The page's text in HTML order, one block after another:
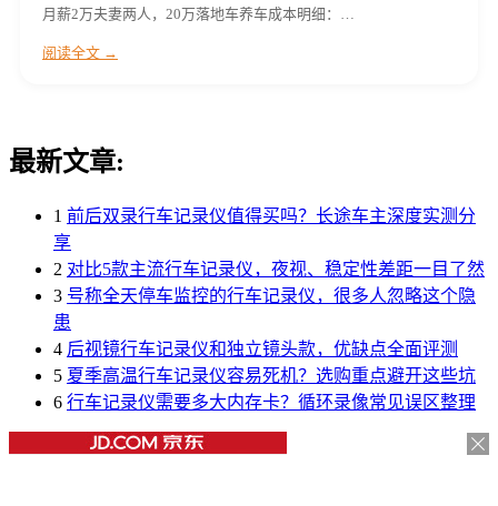
月薪2万夫妻两人，20万落地车养车成本明细：…
阅读全文 →
最新文章:
1 前后双录行车记录仪值得买吗？长途车主深度实测分
享
2 对比5款主流行车记录仪，夜视、稳定性差距一目了然
3 号称全天停车监控的行车记录仪，很多人忽略这个隐
患
4 后视镜行车记录仪和独立镜头款，优缺点全面评测
5 夏季高温行车记录仪容易死机？选购重点避开这些坑
6 行车记录仪需要多大内存卡？循环录像常见误区整理